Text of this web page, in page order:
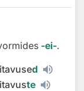
‑ei‑.
d
te